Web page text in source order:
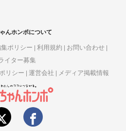
んホンポについて
ポリシー 利用規約
お問い合わせ
イター募集
リシー 運営会社 メディア掲載情報